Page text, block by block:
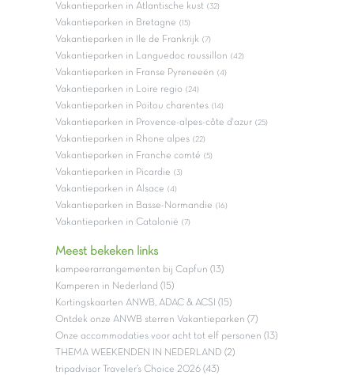
Vakantieparken in Atlantische kust (32)
Vakantieparken in Bretagne (15)
Vakantieparken in Ile de Frankrijk (7)
Vakantieparken in Languedoc roussillon (42)
Vakantieparken in Franse Pyreneeën (4)
Vakantieparken in Loire regio (24)
Vakantieparken in Poitou charentes (14)
Vakantieparken in Provence-alpes-côte d'azur (25)
Vakantieparken in Rhone alpes (22)
Vakantieparken in Franche comté (5)
Vakantieparken in Picardie (3)
Vakantieparken in Alsace (4)
Vakantieparken in Basse-Normandie (16)
Vakantieparken in Catalonië (7)
Meest bekeken links
kampeerarrangementen bij Capfun (13)
Kamperen in Nederland (15)
Kortingskaarten ANWB, ADAC & ACSI (15)
Ontdek onze ANWB sterren Vakantieparken (7)
Onze accommodaties voor acht tot elf personen (13)
THEMA WEEKENDEN IN NEDERLAND (2)
tripadvisor Traveler’s Choice 2026 (43)